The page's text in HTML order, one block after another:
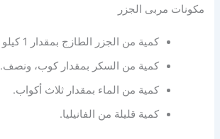
مكونات مربى الجزر
كمية من الجزر الطازج بمقدار 1 كيلو يتم تقشيره.
كمية من السكر بمقدار كوب، ونصف.
كمية من الماء بمقدار ثلاث أكواب.
كمية قليلة من الفانيليا.